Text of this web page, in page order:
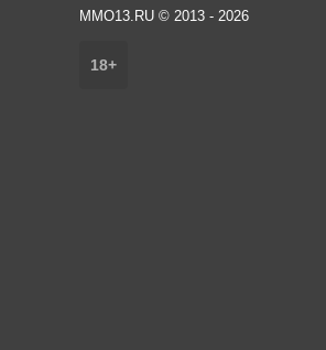
MMO13.RU © 2013 - 2026
18+